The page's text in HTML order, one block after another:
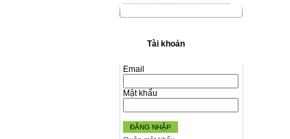
Tài khoản
Email
Mật khẩu
ĐĂNG NHẬP